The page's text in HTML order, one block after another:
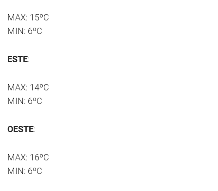
MAX: 15ºC
MIN: 6ºC
ESTE:
MAX: 14ºC
MIN: 6ºC
OESTE:
MAX: 16ºC
MIN: 6ºC